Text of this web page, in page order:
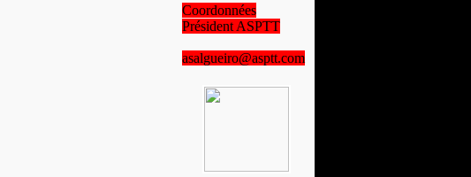
Coordonnées
Président ASPTT
asalgueiro@asptt.com